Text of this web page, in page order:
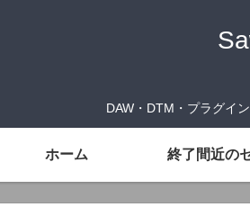
DAW・DTM・プラグイ
ホーム 終了間近の